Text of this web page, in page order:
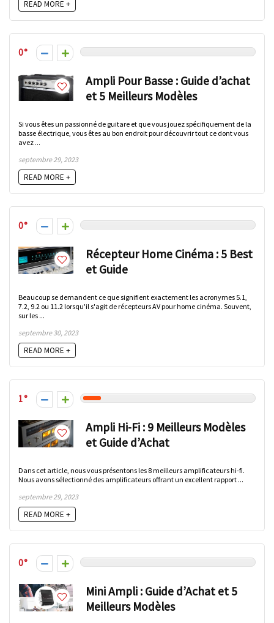
READ MORE +
0
Ampli Pour Basse : Guide d’achat
et 5 Meilleurs Modèles
Si vous êtes un passionné de guitare et que vous jouez spécifiquement de la
basse électrique, vous êtes au bon endroit pour découvrir tout ce dont vous
avez ...
septembre 29, 2023
READ MORE +
0
Récepteur Home Cinéma : 5 Best
et Guide
Beaucoup se demandent ce que signifient exactement les acronymes 5.1,
7.2, 9.2 ou 11.2 lorsqu'il s'agit de récepteurs AV pour home cinéma. Souvent,
sur les ...
septembre 30, 2023
READ MORE +
1
Ampli Hi-Fi : 9 Meilleurs Modèles
et Guide d’Achat
Dans cet article, nous vous présentons les 8 meilleurs amplificateurs hi-fi.
Nous avons sélectionné des amplificateurs offrant un excellent rapport ...
septembre 29, 2023
READ MORE +
0
Mini Ampli : Guide d’Achat et 5
Meilleurs Modèles